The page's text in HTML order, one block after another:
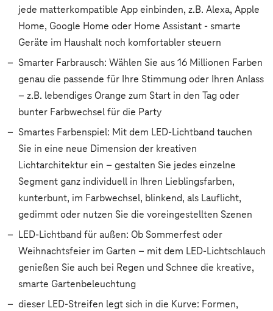
jede matterkompatible App einbinden, z.B. Alexa, Apple
Home, Google Home oder Home Assistant - smarte
Geräte im Haushalt noch komfortabler steuern
Smarter Farbrausch: Wählen Sie aus 16 Millionen Farben
genau die passende für Ihre Stimmung oder Ihren Anlass
– z.B. lebendiges Orange zum Start in den Tag oder
bunter Farbwechsel für die Party
Smartes Farbenspiel: Mit dem LED-Lichtband tauchen
Sie in eine neue Dimension der kreativen
Lichtarchitektur ein – gestalten Sie jedes einzelne
Segment ganz individuell in Ihren Lieblingsfarben,
kunterbunt, im Farbwechsel, blinkend, als Lauflicht,
gedimmt oder nutzen Sie die voreingestellten Szenen
LED-Lichtband für außen: Ob Sommerfest oder
Weihnachtsfeier im Garten – mit dem LED-Lichtschlauch
genießen Sie auch bei Regen und Schnee die kreative,
smarte Gartenbeleuchtung
dieser LED-Streifen legt sich in die Kurve: Formen,